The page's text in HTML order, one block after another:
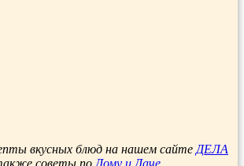
вкусных блюд на нашем сайте ДЕЛА
советы по Дому и Даче